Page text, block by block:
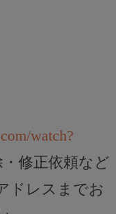
watch?
・修正依頼など
ドレスまでお